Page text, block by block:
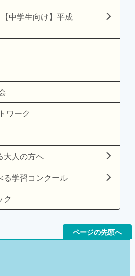
中学生向け】平成
ワーク
大人の方へ
る学習コンクール
ク
ページの先頭へ